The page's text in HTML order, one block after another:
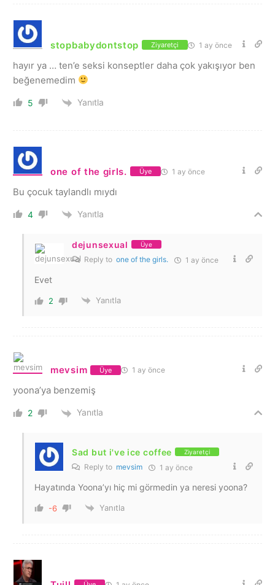
stopbabydontstop Ziyaretçi 1 ay önce
hayır ya … ten’e seksi konseptler daha çok yakışıyor ben
beğenemedim
5 Yanıtla
one of the girls. Üye 1 ay önce
Bu çocuk taylandlı mıydı
4 Yanıtla
dejunsexual Üye
Reply to one of the girls. 1 ay önce
Evet
2 Yanıtla
mevsim Üye 1 ay önce
yoona’ya benzemiş
2 Yanıtla
Sad but i've ice coffee Ziyaretçi
Reply to mevsim 1 ay önce
Hayatında Yoona’yı hiç mi görmedin ya neresi yoona?
-6 Yanıtla